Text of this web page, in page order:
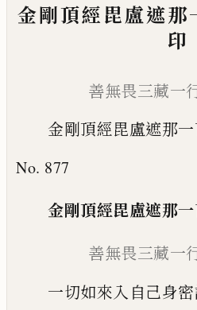
金剛頂經毘盧遮那
印
善無畏三藏一
金剛頂經毘盧遮那
No. 877
金剛頂經毘盧遮那一
善無畏三藏一
一切如來入自己身密